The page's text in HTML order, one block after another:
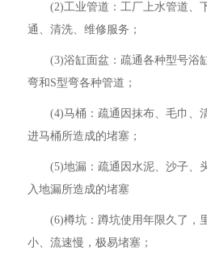
(2)工业管道：工厂上水管道、
通、清洗、维修服务；
(3)浴缸面盆：疏通各种型号浴
弯和S型弯各种管道；
(4)马桶：疏通因抹布、毛巾、
进马桶所造成的堵塞；
(5)地漏：疏通因水泥、沙子、
入地漏所造成的堵塞
(6)樽坑：蹲坑使用年限久了，
小、流速慢，极易堵塞；